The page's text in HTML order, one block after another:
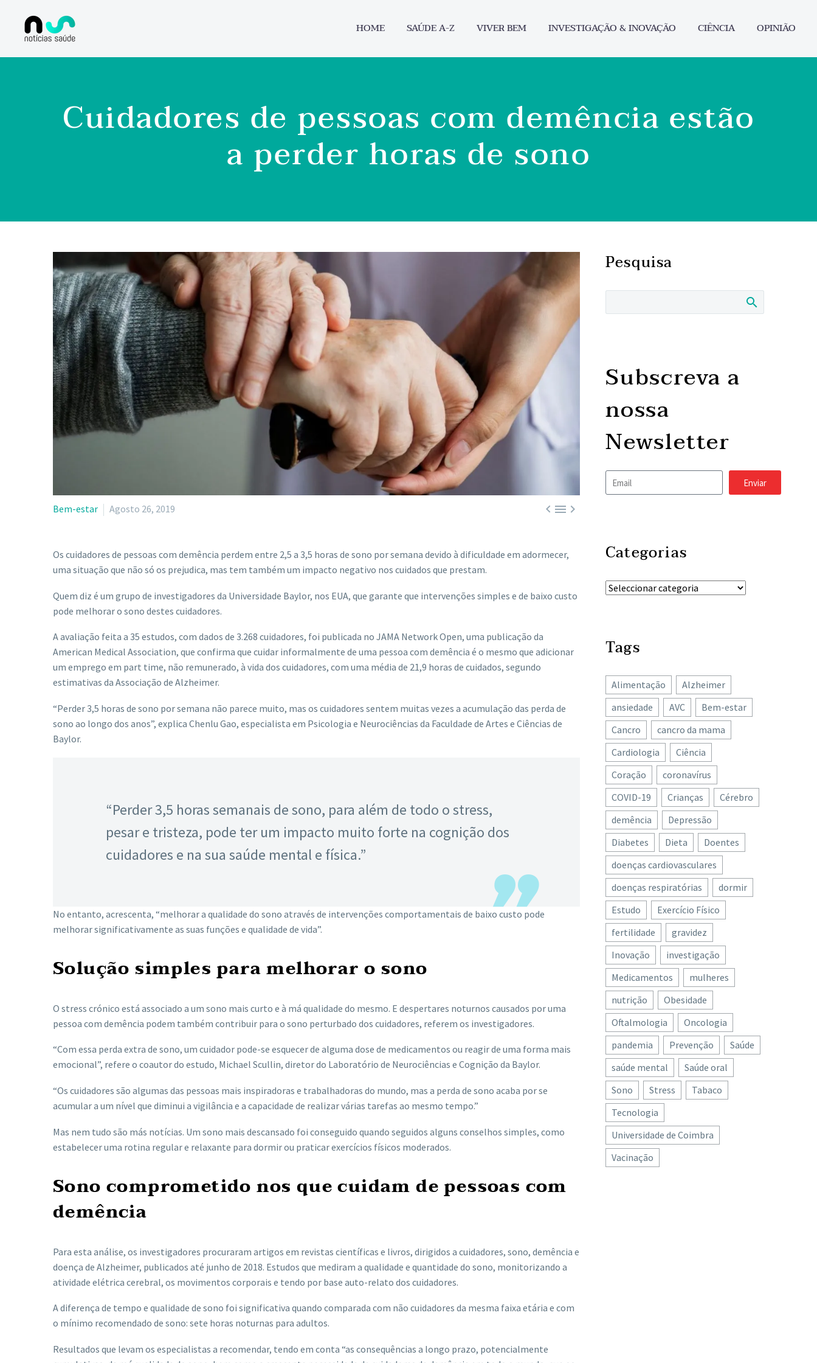
HOME SAÚDE A-Z VIVER BEM INVESTIGAÇÃO & INOVAÇÃO CIÊNCIA OPINIÃO
Cuidadores de pessoas com demência estão
a perder horas de sono

Bem-estar Agosto 26, 2019
Os cuidadores de pessoas com demência perdem entre 2,5 a 3,5 horas de sono por semana devido à dificuldade em adormecer,
uma situação que não só os prejudica, mas tem também um impacto negativo nos cuidados que prestam.
Quem diz é um grupo de investigadores da Universidade Baylor, nos EUA, que garante que intervenções simples e de baixo custo
pode melhorar o sono destes cuidadores.
A avaliação feita a 35 estudos, com dados de 3.268 cuidadores, foi publicada no JAMA Network Open, uma publicação da
American Medical Association, que confirma que cuidar informalmente de uma pessoa com demência é o mesmo que adicionar
um emprego em part time, não remunerado, à vida dos cuidadores, com uma média de 21,9 horas de cuidados, segundo
estimativas da Associação de Alzheimer.
“Perder 3,5 horas de sono por semana não parece muito, mas os cuidadores sentem muitas vezes a acumulação das perda de
sono ao longo dos anos”, explica Chenlu Gao, especialista em Psicologia e Neurociências da Faculdade de Artes e Ciências de
Baylor.
“Perder 3,5 horas semanais de sono, para além de todo o stress,
pesar e tristeza, pode ter um impacto muito forte na cognição dos
cuidadores e na sua saúde mental e física.”
No entanto, acrescenta, “melhorar a qualidade do sono através de intervenções comportamentais de baixo custo pode
melhorar significativamente as suas funções e qualidade de vida”.
Solução simples para melhorar o sono
O stress crónico está associado a um sono mais curto e à má qualidade do mesmo. E despertares noturnos causados por uma
pessoa com demência podem também contribuir para o sono perturbado dos cuidadores, referem os investigadores.
“Com essa perda extra de sono, um cuidador pode-se esquecer de alguma dose de medicamentos ou reagir de uma forma mais
emocional”, refere o coautor do estudo, Michael Scullin, diretor do Laboratório de Neurociências e Cognição da Baylor.
“Os cuidadores são algumas das pessoas mais inspiradoras e trabalhadoras do mundo, mas a perda de sono acaba por se
acumular a um nível que diminui a vigilância e a capacidade de realizar várias tarefas ao mesmo tempo.”
Mas nem tudo são más notícias. Um sono mais descansado foi conseguido quando seguidos alguns conselhos simples, como
estabelecer uma rotina regular e relaxante para dormir ou praticar exercícios físicos moderados.
Sono comprometido nos que cuidam de pessoas com
demência
Para esta análise, os investigadores procuraram artigos em revistas científicas e livros, dirigidos a cuidadores, sono, demência e
doença de Alzheimer, publicados até junho de 2018. Estudos que mediram a qualidade e quantidade do sono, monitorizando a
atividade elétrica cerebral, os movimentos corporais e tendo por base auto-relato dos cuidadores.
A diferença de tempo e qualidade de sono foi significativa quando comparada com não cuidadores da mesma faixa etária e com
o mínimo recomendado de sono: sete horas noturnas para adultos.
Resultados que levam os especialistas a recomendar, tendo em conta “as consequências a longo prazo, potencialmente
Pesquisa
Subscreva a
nossa
Newsletter
Enviar
Categorias
Tags
Alimentação
Alzheimer
ansiedade
AVC
Bem-estar
Cancro
cancro da mama
Cardiologia
Ciência
Coração
coronavírus
COVID-19
Crianças
Cérebro
demência
Depressão
Diabetes
Dieta
Doentes
doenças cardiovasculares
doenças respiratórias
dormir
Estudo
Exercício Físico
fertilidade
gravidez
Inovação
investigação
Medicamentos
mulheres
nutrição
Obesidade
Oftalmologia
Oncologia
pandemia
Prevenção
Saúde
saúde mental
Saúde oral
Sono
Stress
Tabaco
Tecnologia
Universidade de Coimbra
Vacinação